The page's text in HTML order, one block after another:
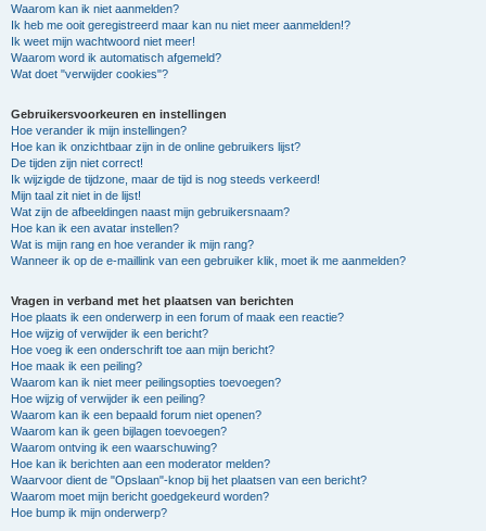
Waarom kan ik niet aanmelden?
Ik heb me ooit geregistreerd maar kan nu niet meer aanmelden!?
Ik weet mijn wachtwoord niet meer!
Waarom word ik automatisch afgemeld?
Wat doet "verwijder cookies"?
Gebruikersvoorkeuren en instellingen
Hoe verander ik mijn instellingen?
Hoe kan ik onzichtbaar zijn in de online gebruikers lijst?
De tijden zijn niet correct!
Ik wijzigde de tijdzone, maar de tijd is nog steeds verkeerd!
Mijn taal zit niet in de lijst!
Wat zijn de afbeeldingen naast mijn gebruikersnaam?
Hoe kan ik een avatar instellen?
Wat is mijn rang en hoe verander ik mijn rang?
Wanneer ik op de e-maillink van een gebruiker klik, moet ik me aanmelden?
Vragen in verband met het plaatsen van berichten
Hoe plaats ik een onderwerp in een forum of maak een reactie?
Hoe wijzig of verwijder ik een bericht?
Hoe voeg ik een onderschrift toe aan mijn bericht?
Hoe maak ik een peiling?
Waarom kan ik niet meer peilingsopties toevoegen?
Hoe wijzig of verwijder ik een peiling?
Waarom kan ik een bepaald forum niet openen?
Waarom kan ik geen bijlagen toevoegen?
Waarom ontving ik een waarschuwing?
Hoe kan ik berichten aan een moderator melden?
Waarvoor dient de "Opslaan"-knop bij het plaatsen van een bericht?
Waarom moet mijn bericht goedgekeurd worden?
Hoe bump ik mijn onderwerp?